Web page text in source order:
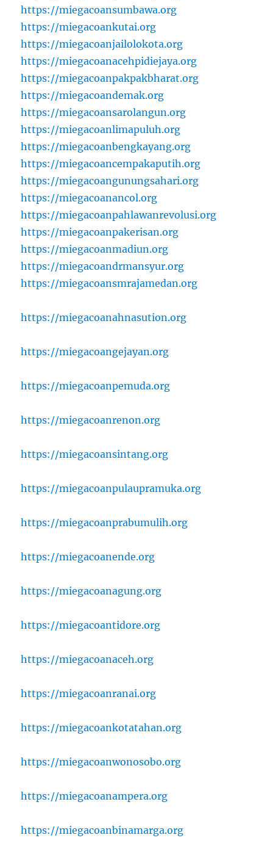
https://miegacoansumbawa.org
https://miegacoankutai.org
https://miegacoanjailolokota.org
https://miegacoanacehpidiejaya.org
https://miegacoanpakpakbharat.org
https://miegacoandemak.org
https://miegacoansarolangun.org
https://miegacoanlimapuluh.org
https://miegacoanbengkayang.org
https://miegacoancempakaputih.org
https://miegacoangunungsahari.org
https://miegacoanancol.org
https://miegacoanpahlawanrevolusi.org
https://miegacoanpakerisan.org
https://miegacoanmadiun.org
https://miegacoandrmansyur.org
https://miegacoansmrajamedan.org
https://miegacoanahnasution.org
https://miegacoangejayan.org
https://miegacoanpemuda.org
https://miegacoanrenon.org
https://miegacoansintang.org
https://miegacoanpulaupramuka.org
https://miegacoanprabumulih.org
https://miegacoanende.org
https://miegacoanagung.org
https://miegacoantidore.org
https://miegacoanaceh.org
https://miegacoanranai.org
https://miegacoankotatahan.org
https://miegacoanwonosobo.org
https://miegacoanampera.org
https://miegacoanbinamarga.org